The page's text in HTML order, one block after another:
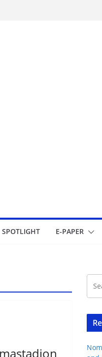
SPOTLIGHT E-PAPER